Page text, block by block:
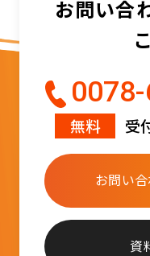
お問い合
無料 受
お問い
資